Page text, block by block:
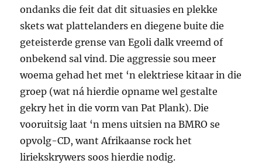
ondanks die feit dat dit situasies en plekke
skets wat plattelanders en diegene buite die
geteisterde grense van Egoli dalk vreemd of
onbekend sal vind. Die aggressie sou meer
woema gehad het met ‘n elektriese kitaar in die
groep (wat ná hierdie opname wel gestalte
gekry het in die vorm van Pat Plank). Die
vooruitsig laat ‘n mens uitsien na BMRO se
opvolg-CD, want Afrikaanse rock het
liriekskrywers soos hierdie nodig.